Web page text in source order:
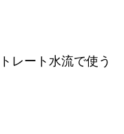
レート水流で使う